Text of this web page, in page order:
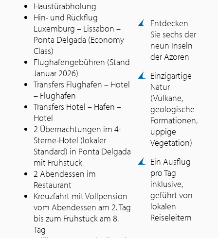
Haustürabholung
Hin- und Rückflug
Luxemburg – Lissabon –
Ponta Delgada (Economy
Class)
Flughafengebühren (Stand
Januar 2026)
Transfers Flughafen – Hotel
– Flughafen
Transfers Hotel – Hafen –
Hotel
2 Übernachtungen im 4-
Sterne-Hotel (lokaler
Standard) in Ponta Delgada
mit Frühstück
2 Abendessen im
Restaurant
Kreuzfahrt mit Vollpension
vom Abendessen am 2. Tag
bis zum Frühstück am 8.
Tag
Entdecken
Sie sechs der
neun Inseln
der Azoren
Einzigartige
Natur
(Vulkane,
geologische
Formationen,
üppige
Vegetation)
Ein Ausflug
pro Tag
inklusive,
geführt von
lokalen
Reiseleitern